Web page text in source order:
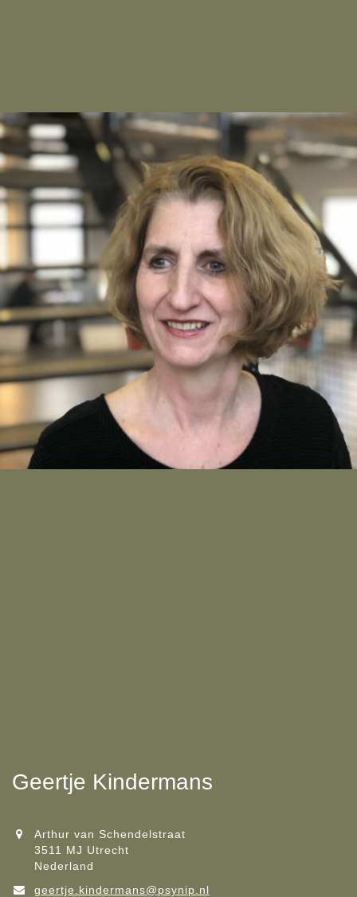
Geertje Kindermans
Arthur van Schendelstraat
3511 MJ Utrecht
Nederland
geertje.kindermans@psynip.nl